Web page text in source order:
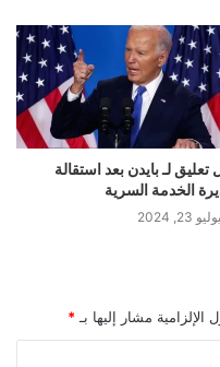
تعليق لـ بايدن بعد استقالة
الخدمة السرية
يوليو 23, 2024
الإلزامية مشار إليها بـ *